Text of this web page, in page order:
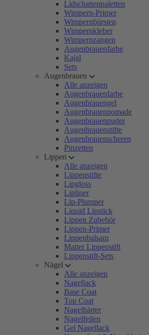
Lidschattenpaletten
Wimpern-Primer
Wimpernbürsten
Wimpernkleber
Wimpernzangen
Augenbrauenfarbe
Kajal
Sets
Augenbrauen
Alle anzeigen
Augenbrauenfarbe
Augenbrauengel
Augenbrauenpomade
Augenbrauenpuder
Augenbrauenstifte
Augenbrauenscheren
Pinzetten
Lippen
Alle anzeigen
Lippenstifte
Lipgloss
Lipliner
Lip-Plumper
Liquid Lipstick
Lippen Zubehör
Lippen-Primer
Lippenbalsam
Matter Lippenstift
Lippenstift-Sets
Nägel
Alle anzeigen
Nagellack
Base Coat
Top Coat
Nagelhärter
Nagelfeilen
Gel Nagellack